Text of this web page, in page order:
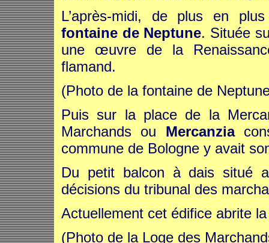
L’après-midi, de plus en
fontaine de Neptune. Située
une œuvre de la
flamand.
(Photo de la fontaine de
Puis sur la place de la
Marchands ou Mercanzia
commune de Bologne y avait
Du petit balcon à dais situé
décisions du tribunal des
Actuellement cet édifice abrite
(Photo de la Loge des